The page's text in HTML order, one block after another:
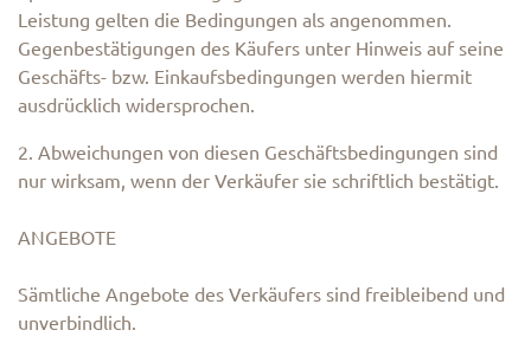
Leistung gelten die Bedingungen als angenommen.
Gegenbestätigungen des Käufers unter Hinweis auf seine
Geschäfts- bzw. Einkaufsbedingungen werden hiermit
ausdrücklich widersprochen.
2. Abweichungen von diesen Geschäftsbedingungen sind
nur wirksam, wenn der Verkäufer sie schriftlich bestätigt.
ANGEBOTE
Sämtliche Angebote des Verkäufers sind freibleibend und
unverbindlich.